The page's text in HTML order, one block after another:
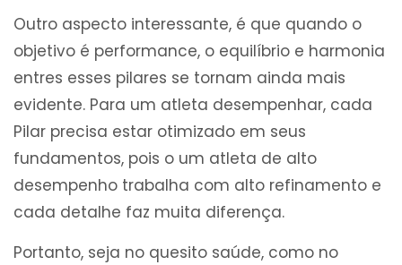
Outro aspecto interessante, é que quando o
objetivo é performance, o equilíbrio e harmonia
entres esses pilares se tornam ainda mais
evidente. Para um atleta desempenhar, cada
Pilar precisa estar otimizado em seus
fundamentos, pois o um atleta de alto
desempenho trabalha com alto refinamento e
cada detalhe faz muita diferença.
Portanto, seja no quesito saúde, como no